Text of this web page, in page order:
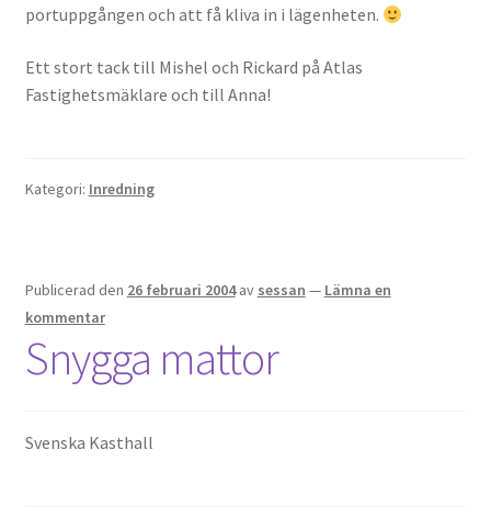
portuppgången och att få kliva in i lägenheten.
Ett stort tack till Mishel och Rickard på Atlas
Fastighetsmäklare och till Anna!
Kategori: Inredning
Publicerad den 26 februari 2004 av sessan — Lämna en
kommentar
Snygga mattor
Svenska Kasthall